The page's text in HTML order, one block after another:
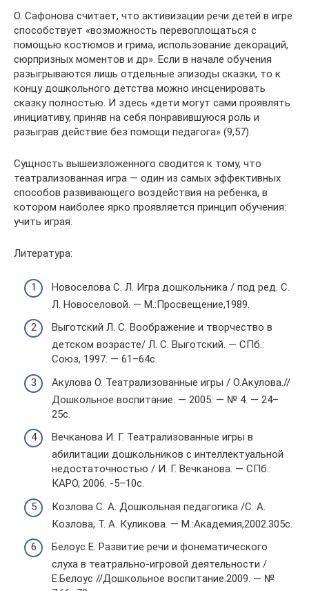
О. Сафонова считает, что активизации речи детей в игре
способствует «возможность перевоплощаться с
помощью костюмов и грима, использование декораций,
сюрпризных моментов и др». Если в начале обучения
разыгрываются лишь отдельные эпизоды сказки, то к
концу дошкольного детства можно инсценировать
сказку полностью. И здесь «дети могут сами проявлять
инициативу, приняв на себя понравившуюся роль и
разыграв действие без помощи педагога» (9,57).
Сущность вышеизложенного сводится к тому, что
театрализованная игра — один из самых эффективных
способов развивающего воздействия на ребенка, в
котором наиболее ярко проявляется принцип обучения:
учить играя.
Литература:
Новоселова С. Л. Игра дошкольника / под ред. С.
Л. Новоселовой. — М.:Просвещение,1989.
Выготский Л. С. Воображение и творчество в
детском возрасте/ Л. С. Выготский. — СПб.:
Союз, 1997. — 61–64с.
Акулова О. Театрализованные игры / О.Акулова.//
Дошкольное воспитание. — 2005. — № 4. — 24–
25с.
Вечканова И. Г. Театрализованные игры в
абилитации дошкольников с интеллектуальной
недостаточностью / И. Г. Вечканова. — СПб.:
КАРО, 2006. -5–10с.
Козлова С. А. Дошкольная педагогика /С. А.
Козлова, Т. А. Куликова. — М.:Академия,2002.305с.
Белоус Е. Развитие речи и фонематического
слуха в театрально-игровой деятельности /
Е.Белоус //Дошкольное воспитание.2009. — №